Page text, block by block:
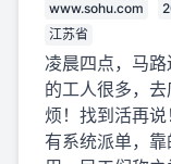
www.sohu.com
江苏省
凌晨四点，马
的工人很多，
烦！找到活再
有系统派单，